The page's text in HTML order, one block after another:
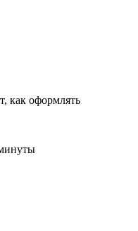
как оформлять